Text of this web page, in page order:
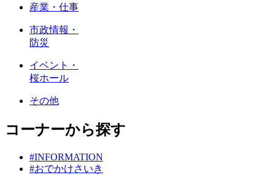
産業・仕事
市政情報・
防災
イベント・
桜ホール
その他
コーナーから探す
#INFORMATION
#おでかけさいき